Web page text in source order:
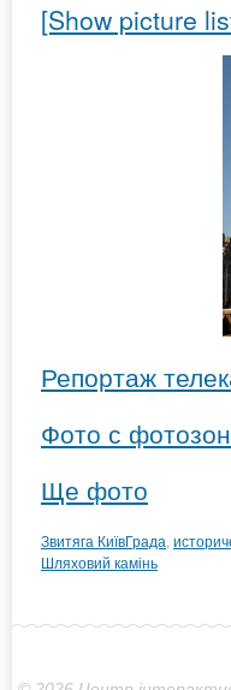
[Show picture
Репортаж
Фото с
Ще фото
Звитяга КиївГрада
Шляховий камінь